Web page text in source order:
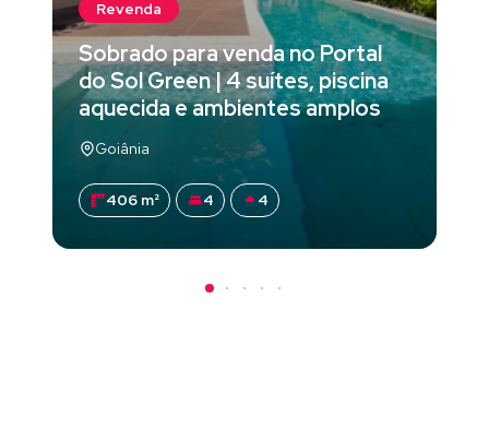
Revenda
Sobrado para venda no Portal
do Sol Green | 4 suítes, piscina
aquecida e ambientes amplos
Goiânia
406 m² 4 4